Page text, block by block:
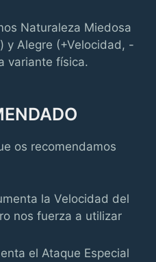
Naturaleza Miedosa
y Alegre (+Velocidad, -
variante física.
os recomendamos
la Velocidad del
nos fuerza a utilizar
el Ataque Especial